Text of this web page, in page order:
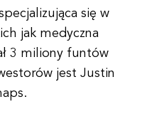
się w
jak medyczna
3 miliony funtów
jest Justin